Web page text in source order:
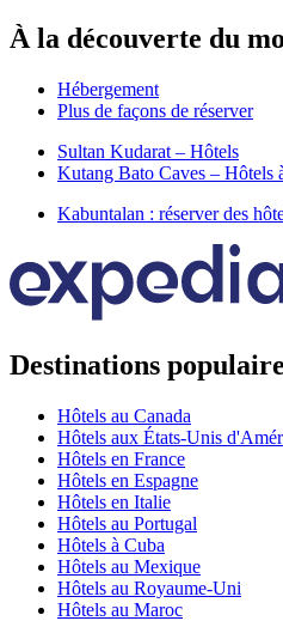
À la découverte du
Hébergement
Plus de façons de réserver
Sultan Kudarat – Hôtels
Kutang Bato Caves – Hôtels
Kabuntalan : réserver des
Destinations
Hôtels au Canada
Hôtels aux États-Unis
Hôtels en France
Hôtels en Espagne
Hôtels en Italie
Hôtels au Portugal
Hôtels à Cuba
Hôtels au Mexique
Hôtels au Royaume-Uni
Hôtels au Maroc